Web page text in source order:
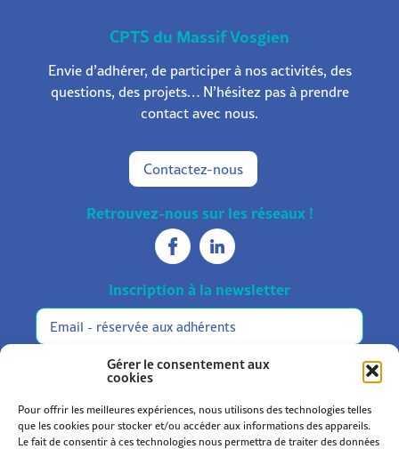
Gérer le consentement aux
cookies
Pour offrir les meilleures expériences, nous utilisons des technologies telles
que les cookies pour stocker et/ou accéder aux informations des appareils.
Le fait de consentir à ces technologies nous permettra de traiter des données
CPTS du Massif Vosgien
Envie d’adhérer, de participer à nos activités, des
questions, des projets… N’hésitez pas à prendre
contact avec nous.
Contactez-nous
Retrouvez-nous sur les réseaux !
Inscription à la newsletter
Réservée
aux
adhérents
M'inscrire
Alternative: